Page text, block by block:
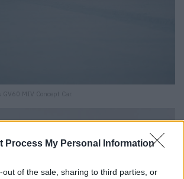
Process My Personal Information
out of the sale, sharing to third parties, or
GV60 MIV Concept Car.